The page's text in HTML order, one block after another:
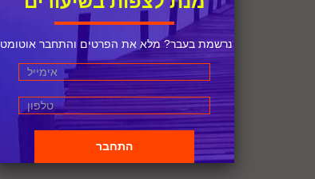
− הוא כמו המאציל העליון
− הכתר הוא נאצל ביחס לאפס
ומאציל ביחס לנאצל שהוא ד 'בחינות-
זה כמו ראש וזה כמו גוף −
יש משהו מעל הראש −
לכן זה כמו משפך שיש לו חלק צר וחלק
יש בו את שני הצדדים, גם של
שורש בכח ,ואני לא מבין אותו . −
נרשמת בעבר? מלא את הפרטים והתחבר